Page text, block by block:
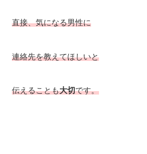
直接、気になる男性に
連絡先を教えてほしいと
伝えることも大切です。